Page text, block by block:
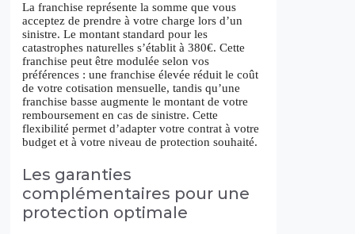
La franchise représente la somme que vous
acceptez de prendre à votre charge lors d’un
sinistre. Le montant standard pour les
catastrophes naturelles s’établit à 380€. Cette
franchise peut être modulée selon vos
préférences : une franchise élevée réduit le coût
de votre cotisation mensuelle, tandis qu’une
franchise basse augmente le montant de votre
remboursement en cas de sinistre. Cette
flexibilité permet d’adapter votre contrat à votre
budget et à votre niveau de protection souhaité.
Les garanties
complémentaires pour une
protection optimale